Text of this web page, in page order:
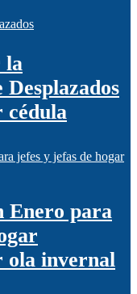
la
cédula
Enero para
ola invernal